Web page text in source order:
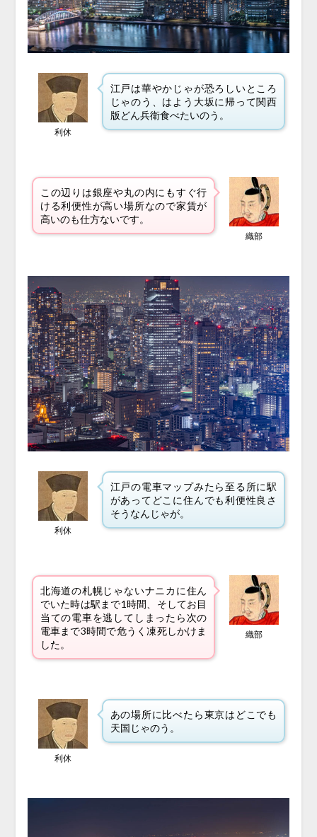
利休
江戸は華やかじゃが恐ろしいところ
じゃのう、はよう大坂に帰って関西
版どん兵衛食べたいのう。
この辺りは銀座や丸の内にもすぐ行
ける利便性が高い場所なので家賃が
高いのも仕方ないです。
織部
利休
江戸の電車マップみたら至る所に駅
があってどこに住んでも利便性良さ
そうなんじゃが。
北海道の札幌じゃないナニカに住ん
でいた時は駅まで1時間、そしてお目
当ての電車を逃してしまったら次の
電車まで3時間で危うく凍死しかけま
した。
織部
利休
あの場所に比べたら東京はどこでも
天国じゃのう。